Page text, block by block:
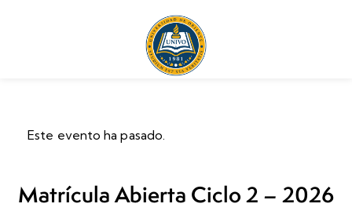
Este evento ha pasado.
Matrícula Abierta Ciclo 2 – 2026